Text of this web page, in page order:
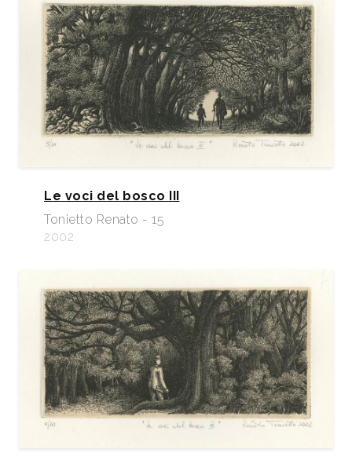
Le voci del bosco III
Tonietto Renato - 15
2002